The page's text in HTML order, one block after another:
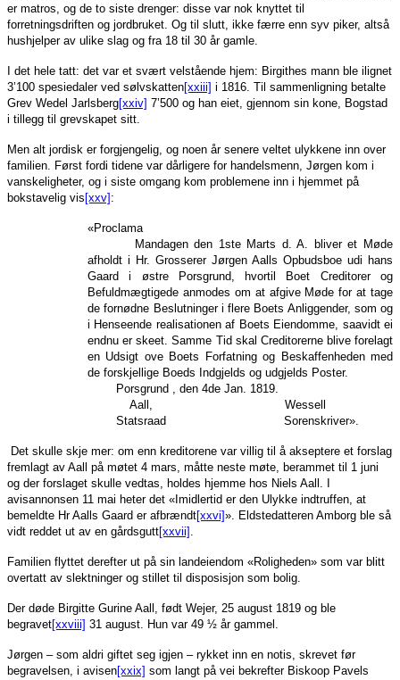
er matros, og de to siste drenger: disse var nok knyttet til
forretningsdriften og jordbruket. Og til slutt, ikke færre enn syv piker, altså
hushjelper av ulike slag og fra 18 til 30 år gamle.
I det hele tatt: det var et svært velstående hjem: Birgithes mann ble ilignet
3’100 spesiedaler ved sølvskatten[xxiii] i 1816. Til sammenligning betalte
Grev Wedel Jarlsberg[xxiv] 7’500 og han eiet, gjennom sin kone, Bogstad
i tillegg til grevskapet sitt.
Men alt jordisk er forgjengelig, og noen år senere veltet ulykkene inn over
familien. Først fordi tidene var dårligere for handelsmenn, Jørgen kom i
vanskeligheter, og i siste omgang kom problemene inn i hjemmet på
bokstavelig vis [xxv] :
«Proclama
Mandagen den 1ste Marts d. A. bliver et Møde
afholdt i Hr. Grosserer Jørgen Aalls Opbudsboe udi hans
Gaard i østre Porsgrund, hvortil Boet Creditorer og
Befuldmægtigede anmodes om at afgive Møde for at tage
de fornødne Beslutninger i flere Boets Anliggender, som og
i Henseende realisationen af Boets Eiendomme, saavidt ei
endnu er skeet. Samme Tid skal Creditorerne blive forelagt
en Udsigt ove Boets Forfatning og Beskaffenheden med
de forskjellige Boeds Indgjelds og udgjelds Poster.
Porsgrund , den 4de Jan. 1819.
Aall, Wessell
Statsraad Sorenskriver».
Det skulle skje mer: om enn kreditorene var villig til å akseptere et forslag
fremlagt av Aall på møtet 4 mars, måtte neste møte, berammet til 1 juni
og der forslaget skulle vedtas, holdes hjemme hos Niels Aall. I
avisannonsen 11 mai heter det «Imidlertid er den Ulykke indtruffen, at
bemeldte Hr Aalls Gaard er afbrændt[xxvi]». Eldstedatteren Amborg ble så
vidt reddet ut av en gårdsgutt[xxvii]
Familien flyttet derefter ut på sin landeiendom «Roligheden» som var blitt
overtatt av slektninger og stillet til disposisjon som bolig.
Der døde Birgitte Gurine Aall, født Wejer, 25 august 1819 og ble
begravet[xxviii] 31 august. Hun var 49 ½ år gammel.
Jørgen – som aldri giftet seg igjen – rykket inn en notis, skrevet før
begravelsen, i avisen[xxix] som langt på vei bekrefter Biskoop Pavels